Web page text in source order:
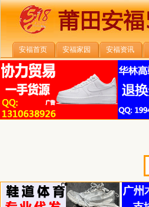
安福首页 安福家园 安福资讯